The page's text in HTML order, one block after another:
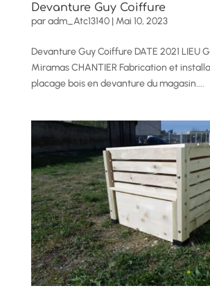
Devanture Guy Coiffure
paradm_Atc13140| Mai 10, 2023
Devanture Guy Coiffure DATE 2021 LIEU
Miramas CHANTIER Fabrication et
placage bois en devanture du magasin....